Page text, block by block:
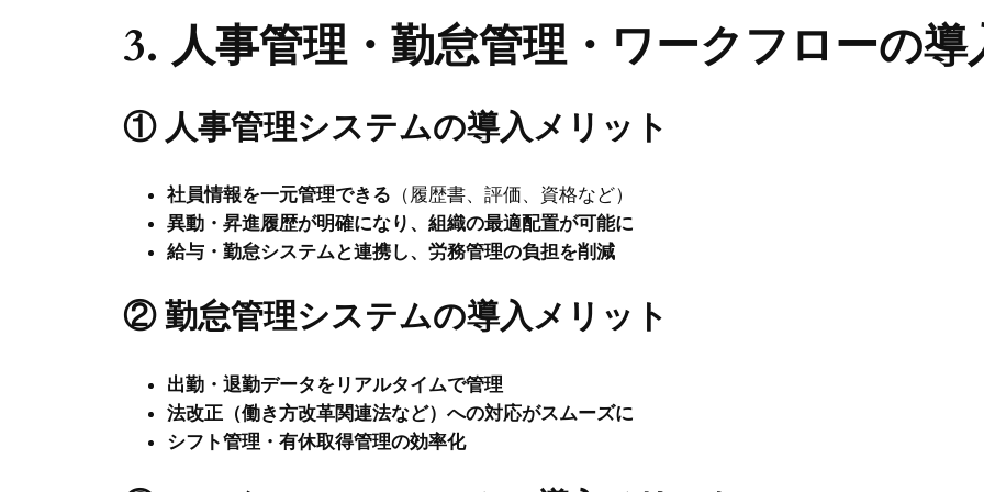
3. 人事管理・勤怠管理・ワークフローの導
① 人事管理システムの導入メリット
社員情報を一元管理できる （履歴書、評価、資格など）
異動・昇進履歴が明確になり、組織の最適配置が可能に
給与・勤怠システムと連携し、労務管理の負担を削減
② 勤怠管理システムの導入メリット
出勤・退勤データをリアルタイムで管理
法改正（働き方改革関連法など）への対応がスムーズに
シフト管理・有休取得管理の効率化